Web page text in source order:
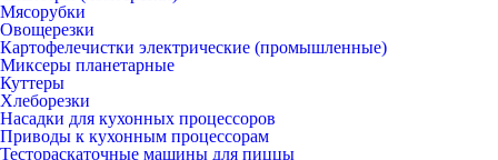
Мясорубки
Овощерезки
Картофелечистки электрические (промышленные)
Миксеры планетарные
Куттеры
Хлеборезки
Насадки для кухонных процессоров
Приводы к кухонным процессорам
Тестораскаточные машины для пиццы